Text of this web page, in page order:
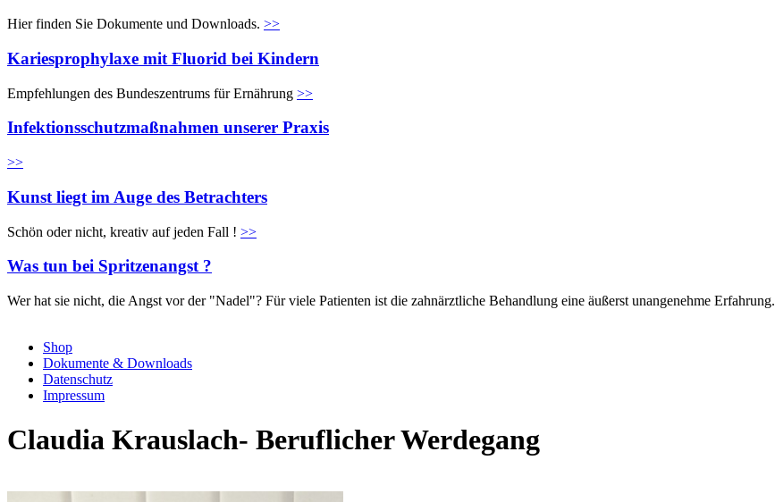
Hier finden Sie Dokumente und Downloads. >>
Kariesprophylaxe mit Fluorid bei Kindern
Empfehlungen des Bundeszentrums für Ernährung >>
Infektionsschutzmaßnahmen unserer Praxis
>>
Kunst liegt im Auge des Betrachters
Schön oder nicht, kreativ auf jeden Fall ! >>
Was tun bei Spritzenangst ?
Wer hat sie nicht, die Angst vor der "Nadel"? Für viele Patienten ist die zahnärztliche Behandlung eine äußerst unangenehme Erfahrung.
Shop
Dokumente & Downloads
Datenschutz
Impressum
Claudia Krauslach- Beruflicher Werdegang